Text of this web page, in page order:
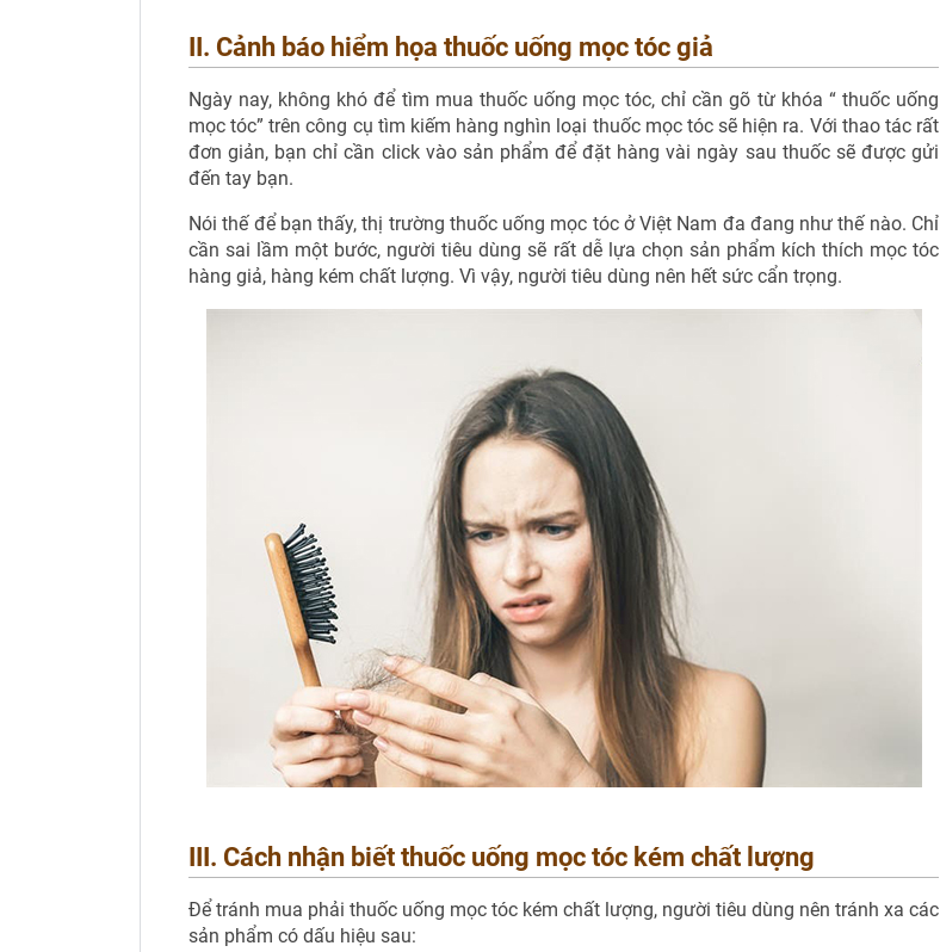
II. Cảnh báo hiểm họa thuốc uống mọc tóc giả
Ngày nay, không khó để tìm mua thuốc uống mọc tóc, chỉ cần gõ từ khóa “ thuốc uống
mọc tóc” trên công cụ tìm kiếm hàng nghìn loại thuốc mọc tóc sẽ hiện ra. Với thao tác rất
đơn giản, bạn chỉ cần click vào sản phẩm để đặt hàng vài ngày sau thuốc sẽ được gửi
đến tay bạn.
Nói thế để bạn thấy, thị trường thuốc uống mọc tóc ở Việt Nam đa đang như thế nào. Chỉ
cần sai lầm một bước, người tiêu dùng sẽ rất dễ lựa chọn sản phẩm kích thích mọc tóc
hàng giả, hàng kém chất lượng. Vì vậy, người tiêu dùng nên hết sức cẩn trọng.
III. Cách nhận biết thuốc uống mọc tóc kém chất lượng
Để tránh mua phải thuốc uống mọc tóc kém chất lượng, người tiêu dùng nên tránh xa các
sản phẩm có dấu hiệu sau: